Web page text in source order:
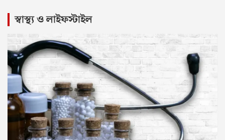
স্বাস্থ্য ও লাইফস্টাইল